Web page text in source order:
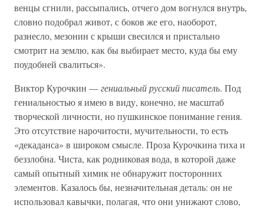
венцы сгнили, рассыпались, отчего дом вогнулся внутрь,
словно подобрал живот, с боков же его, наоборот,
разнесло, мезонин с крыши свесился и пристально
смотрит на землю, как бы выбирает место, куда бы ему
поудобней свалиться».
Виктор Курочкин —гениальный русский писатель. Под
гениальностью я имею в виду, конечно, не масштаб
творческой личности, но пушкинское понимание гения.
Это отсутствие нарочитости, мучительности, то есть
«декаданса» в широком смысле. Проза Курочкина тиха и
беззлобна. Чиста, как родниковая вода, в которой даже
самый опытный химик не обнаружит посторонних
элементов. Казалось бы, незначительная деталь: он не
использовал кавычки, полагая, что они унижают слово,